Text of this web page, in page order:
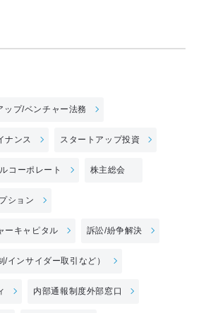
ップ/ベンチャー法務
ナンス スタートアップ投資
コーポレート 株主総会
ション
ーキャピタル 訴訟/紛争解決
インサイダー取引など）
内部通報制度外部窓口